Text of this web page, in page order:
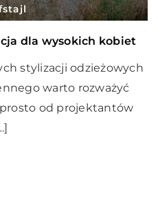
dla wysokich kobiet
stylizacji odzieżowych
warto rozważyć
od projektantów